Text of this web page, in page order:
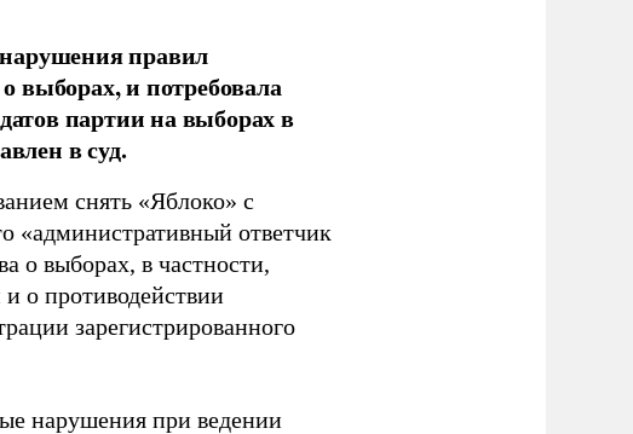
правил
выборах, и потребовала
партии на выборах в
в суд.
снять «Яблоко» с
«административный ответчик
о выборах, в частности,
и о противодействии
зарегистрированного
нарушения при ведении